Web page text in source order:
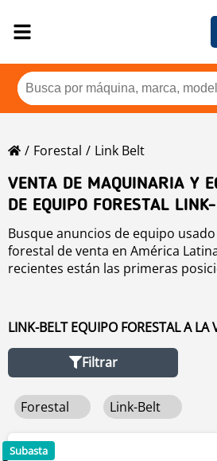
Forestal
Link Belt
VENTA DE MAQUINARIA Y
DE EQUIPO FORESTAL
Busque anuncios de equipo
forestal de venta en América
recientes están las primeras
Para buscar cualquier equipo
en este enlace
LINK-BELT EQUIPO FORESTAL A LA
Filtrar
Forestal Link-Belt
Subasta